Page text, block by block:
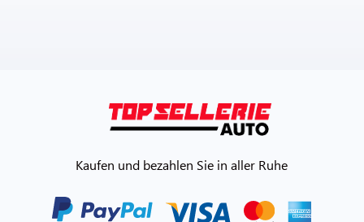
Kaufen und bezahlen Sie in aller Ruhe